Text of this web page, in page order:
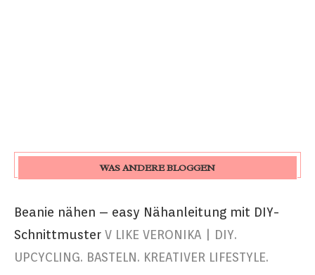
WAS ANDERE BLOGGEN
Beanie nähen – easy Nähanleitung mit DIY-
Schnittmuster V LIKE VERONIKA | DIY.
UPCYCLING. BASTELN. KREATIVER LIFESTYLE.